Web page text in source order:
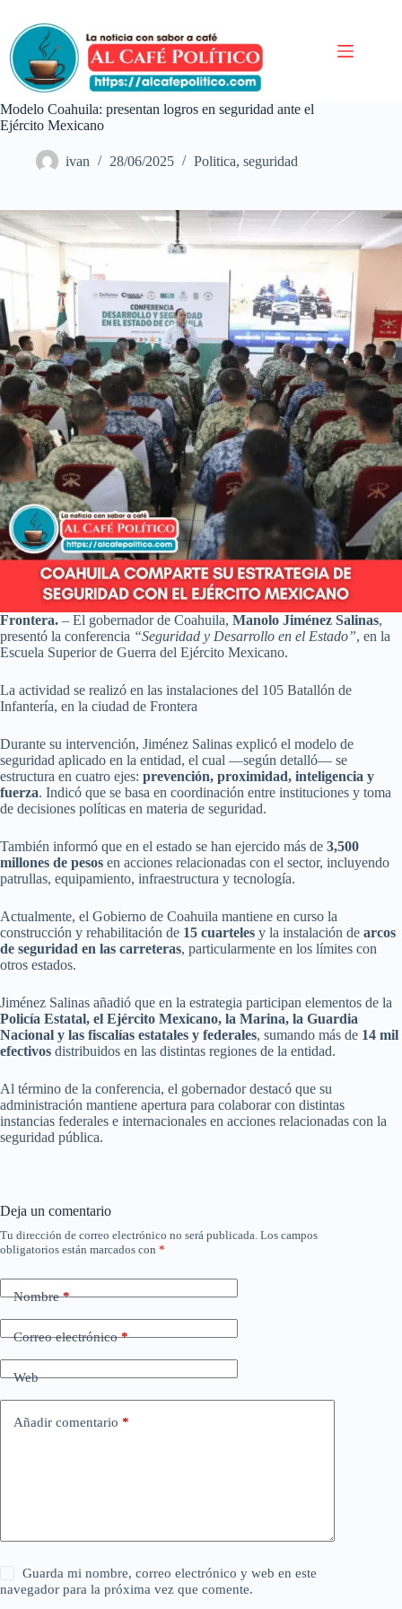
contenido
Modelo Coahuila: presentan logros en seguridad ante el
Ejército Mexicano
ivan 28/06/2025 Politica, seguridad
Frontera. – El gobernador de Coahuila, Manolo Jiménez Salinas,
presentó la conferencia “Seguridad y Desarrollo en el Estado”, en la
Escuela Superior de Guerra del Ejército Mexicano.
La actividad se realizó en las instalaciones del 105 Batallón de
Infantería, en la ciudad de Frontera
Durante su intervención, Jiménez Salinas explicó el modelo de
seguridad aplicado en la entidad, el cual —según detalló— se
estructura en cuatro ejes: prevención, proximidad, inteligencia y
fuerza. Indicó que se basa en coordinación entre instituciones y toma
de decisiones políticas en materia de seguridad.
También informó que en el estado se han ejercido más de 3,500
millones de pesos en acciones relacionadas con el sector, incluyendo
patrullas, equipamiento, infraestructura y tecnología.
Actualmente, el Gobierno de Coahuila mantiene en curso la
construcción y rehabilitación de 15 cuarteles y la instalación de arcos
de seguridad en las carreteras, particularmente en los límites con
otros estados.
Jiménez Salinas añadió que en la estrategia participan elementos de la
Policía Estatal, el Ejército Mexicano, la Marina, la Guardia
Nacional y las fiscalías estatales y federales, sumando más de 14 mil
efectivos distribuidos en las distintas regiones de la entidad.
Al término de la conferencia, el gobernador destacó que su
administración mantiene apertura para colaborar con distintas
instancias federales e internacionales en acciones relacionadas con la
seguridad pública.
Deja un comentario
Tu dirección de correo electrónico no será publicada. Los campos
obligatorios están marcados con *
Nombre*
Correo electrónico*
Web
Añadir comentario *
Guarda mi nombre, correo electrónico y web en este
navegador para la próxima vez que comente.